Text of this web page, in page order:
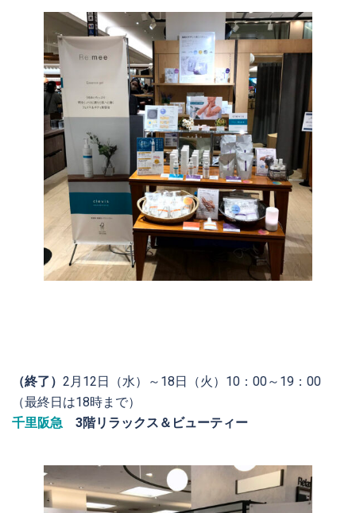
（終了） 2月12日（水）～18日（火）10：00～19：00
（最終日は18時まで）
千里阪急
3階リラックス＆ビューティー